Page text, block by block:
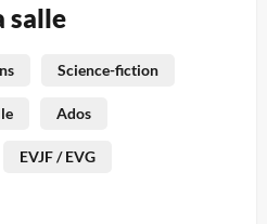
salle
Science-fiction
Ados
EVJF / EVG